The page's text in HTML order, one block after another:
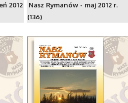
2012
Nasz Rymanów - maj 2012 r.
(136)